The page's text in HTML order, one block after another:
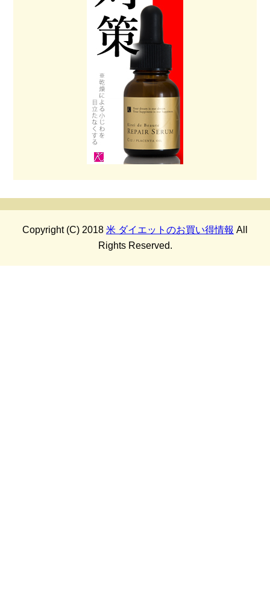
Copyright (C) 2018 米 ダイエットのお買い得情報 All
Rights Reserved.